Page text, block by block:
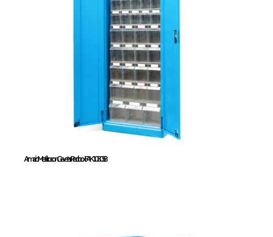
Armario Metálico con
Gavetas Practibox
FAK108058
Armario Metálico con Gavetas Practibox FAK108058